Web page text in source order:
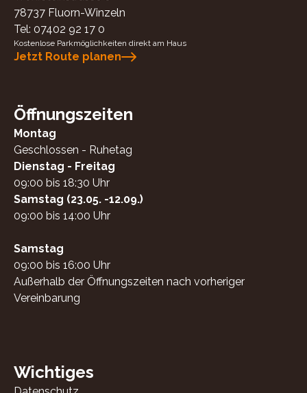
78737 Fluorn-Winzeln
Tel: 07402 92 17 0
Kostenlose Parkmöglichkeiten direkt am Haus
Jetzt Route planen
Öffnungszeiten
Montag
Geschlossen - Ruhetag
Dienstag - Freitag
09:00 bis 18:30 Uhr
Samstag (23.05. -12.09.)
09:00 bis 14:00 Uhr
Samstag
09:00 bis 16:00 Uhr
Außerhalb der Öffnungszeiten nach vorheriger
Vereinbarung
Wichtiges